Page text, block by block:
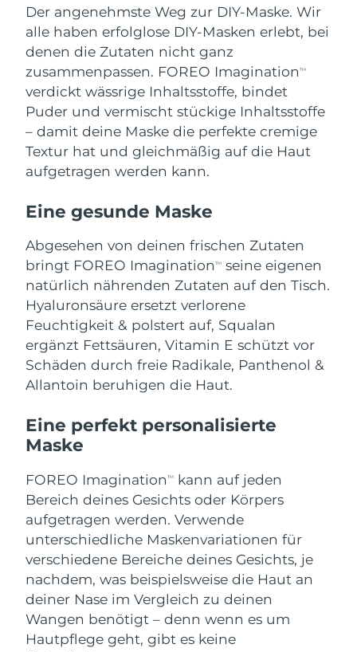
Der angenehmste Weg zur DIY-Maske. Wir
alle haben erfolglose DIY-Masken erlebt, bei
denen die Zutaten nicht ganz
zusammenpassen. FOREO ImaginationTM
verdickt wässrige Inhaltsstoffe, bindet
Puder und vermischt stückige Inhaltsstoffe
– damit deine Maske die perfekte cremige
Textur hat und gleichmäßig auf die Haut
aufgetragen werden kann.
Eine gesunde Maske
Abgesehen von deinen frischen Zutaten
bringt FOREO ImaginationTM
seine eigenen
natürlich nährenden Zutaten auf den Tisch.
Hyaluronsäure ersetzt verlorene
Feuchtigkeit & polstert auf, Squalan
ergänzt Fettsäuren, Vitamin E schützt vor
Schäden durch freie Radikale, Panthenol &
Allantoin beruhigen die Haut.
Eine perfekt personalisierte
Maske
FOREO ImaginationTM
kann auf jeden
Bereich deines Gesichts oder Körpers
aufgetragen werden. Verwende
unterschiedliche Maskenvariationen für
verschiedene Bereiche deines Gesichts, je
nachdem, was beispielsweise die Haut an
deiner Nase im Vergleich zu deinen
Wangen benötigt – denn wenn es um
Hautpflege geht, gibt es keine
Neuseeland
08/08/2026
Norwegen
Erwartete Lieferung
08/08/2026
Oman
Erwartete Lieferung
11/08/2026
Philippinen
Erwartete Lieferung
11/08/2026
Polen
Portugal
Erwartete Lieferung
Puerto Rico
Erwartete Lieferung
Katar
Erwartete Lieferung
09/08/2026
Réunion
Erwartete Lieferung
Rumänien
Erwartete Lieferung
Russland
Erwartete Lieferung
16/08/2026
Saudi-Arabien
Erwartete Lieferung
09/08/2026
Singapur
Erwartete Lieferung
Slowakei
Erwartete Lieferung